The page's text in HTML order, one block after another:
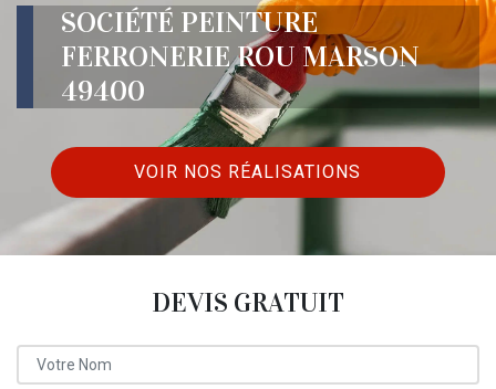
SOCIÉTÉ PEINTURE
FERRONERIE ROU MARSON
49400
VOIR NOS RÉALISATIONS
DEVIS GRATUIT